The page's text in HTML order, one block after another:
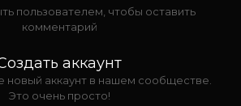
пользователем, чтобы оставить
комментарий
аккаунт
новый аккаунт в нашем сообществе.
Это очень просто!